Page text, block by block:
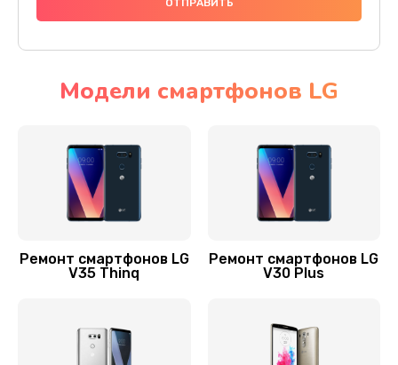
Замена микросхемы питания
Ремонт задней крышки
Ремонт Bluetooth модуля
Модели смартфонов LG
Ремонт смартфонов LG
V35 Thinq
Ремонт смартфонов LG
V30 Plus